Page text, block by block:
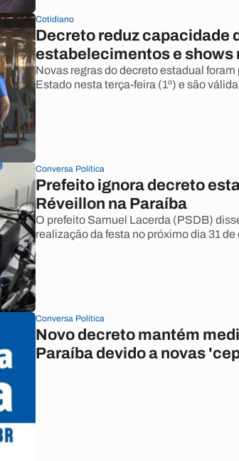
Cotidiano
Decreto reduz capacidade
estabelecimentos e shows
Novas regras do decreto estadual
Estado nesta terça-feira (1º) e são
Conversa Política
Prefeito ignora decreto
Réveillon na Paraíba
O prefeito Samuel Lacerda (PSDB)
realização da festa no próximo dia 31 de
Conversa Política
Novo decreto mantém
Paraíba devido a novas